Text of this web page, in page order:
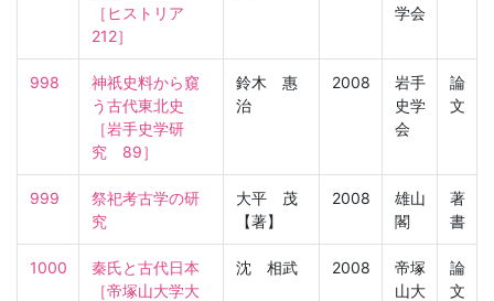
［ヒストリア
212］
学会
998
神祇史料から窺
う古代東北史
［岩手史学研
究　89］
鈴木 惠
治
2008
岩手
史学
会
論
文
999
祭祀考古学の研
究
大平 茂
【著】
2008
雄山
閣
著
書
1000
秦氏と古代日本
［帝塚山大学大
沈 相武 2008
帝塚
山大
論
文